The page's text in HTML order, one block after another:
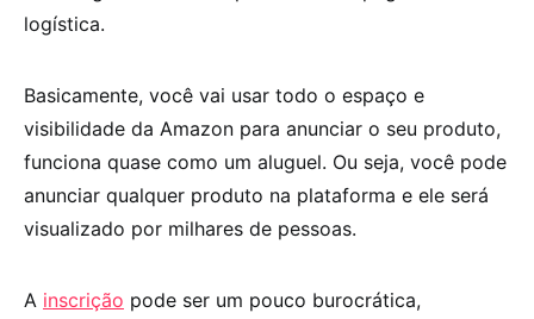
logística.
Basicamente, você vai usar todo o espaço e
visibilidade da Amazon para anunciar o seu produto,
funciona quase como um aluguel. Ou seja, você pode
anunciar qualquer produto na plataforma e ele será
visualizado por milhares de pessoas.
A inscrição pode ser um pouco burocrática,